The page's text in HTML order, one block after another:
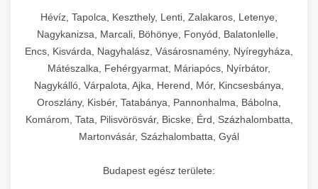
Hévíz, Tapolca, Keszthely, Lenti, Zalakaros, Letenye,
Nagykanizsa, Marcali, Böhönye, Fonyód, Balatonlelle,
Encs, Kisvárda, Nagyhalász, Vásárosnamény, Nyíregyháza,
Mátészalka, Fehérgyarmat, Máriapócs, Nyírbátor,
Nagykálló, Várpalota, Ajka, Herend, Mór, Kincsesbánya,
Oroszlány, Kisbér, Tatabánya, Pannonhalma, Bábolna,
Komárom, Tata, Pilisvörösvár, Bicske, Érd, Százhalombatta,
Martonvásár, Százhalombatta, Gyál
Budapest egész területe: